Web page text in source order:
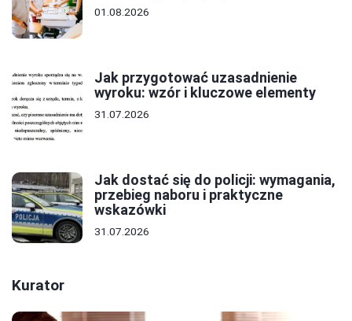
01.08.2026
Jak przygotować uzasadnienie
wyroku: wzór i kluczowe elementy
31.07.2026
Jak dostać się do policji: wymagania,
przebieg naboru i praktyczne
wskazówki
31.07.2026
Kurator